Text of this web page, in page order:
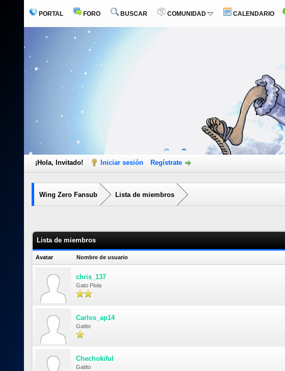
PORTAL FORO BUSCAR COMUNIDAD CALENDARIO
¡Hola, Invitado! Iniciar sesión Regístrate
Wing Zero Fansub Lista de miembros
Lista de miembros
Avatar Nombre de usuario
chris_137
Gato Piola
Carlos_ap14
Gatito
Chechokiful
Gatito